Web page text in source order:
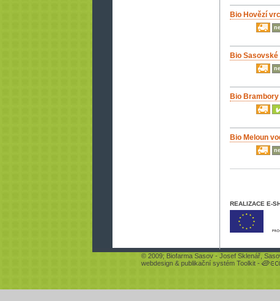
Bio Hovězí
Bio
Bio Brambory
Bio Meloun
REALIZACE E-
© 2009; Biofarma Sasov - Josef Sklenář,
webdesign & publikační systém Toolkit -